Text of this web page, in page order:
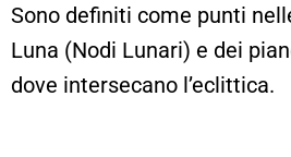
Sono definiti come punti
Luna (Nodi Lunari) e dei
dove intersecano l’eclittica.